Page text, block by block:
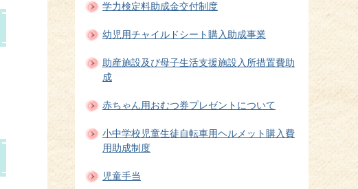
学力検定料助成金交付制度
幼児用チャイルドシート購入助成事業
助産施設及び母子生活支援施設入所措置費助
成
赤ちゃん用おむつ券プレゼントについて
小中学校児童生徒自転車用ヘルメット購入費
用助成制度
児童手当